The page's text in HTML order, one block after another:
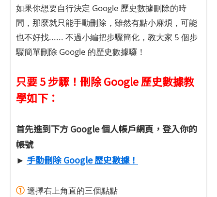
如果你想要自行決定 Google 歷史數據刪除的時
間，那麼就只能手動刪除，雖然有點小麻煩，可能
也不好找...... 不過小編把步驟簡化，教大家 5 個步
驟簡單刪除 Google 的歷史數據囉！
只要 5 步驟！刪除 Google 歷史數據教
學如下：
首先進到下方 Google 個人帳戶網頁，登入你的
帳號
► 手動刪除 Google 歷史數據！
① 選擇右上角直的三個點點